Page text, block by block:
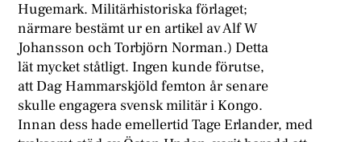
Hugemark. Militärhistoriska förlaget;
närmare bestämt ur en artikel av Alf W
Johansson och Torbjörn Norman.) Detta
lät mycket ståtligt. Ingen kunde förutse,
att Dag Hammarskjöld femton år senare
skulle engagera svensk militär i Kongo.
Innan dess hade emellertid Tage Erlander, med